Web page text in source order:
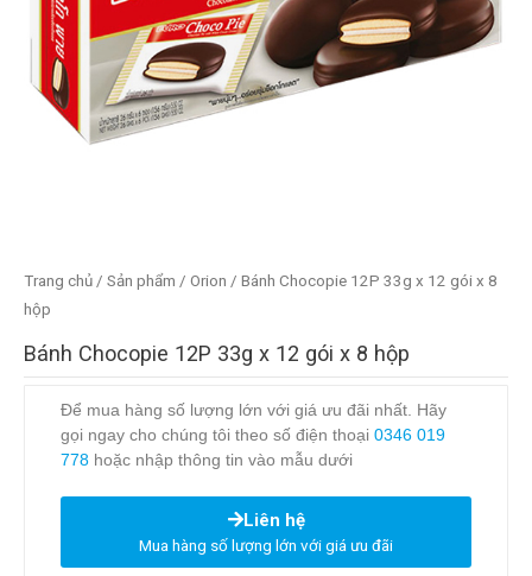
Trang chủ / Sản phẩm / Orion / Bánh Chocopie 12P 33g x 12 gói x 8
hộp
Bánh Chocopie 12P 33g x 12 gói x 8 hộp
Để mua hàng số lượng lớn với giá ưu đãi nhất. Hãy
gọi ngay cho chúng tôi theo số điện thoại 0346 019
778 hoặc nhập thông tin vào mẫu dưới
Liên hệ
Mua hàng số lượng lớn với giá ưu đãi